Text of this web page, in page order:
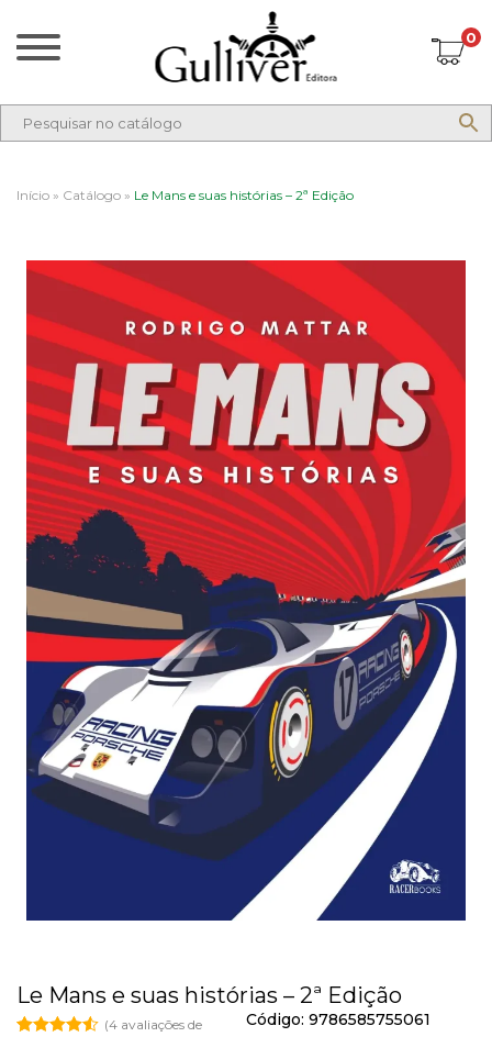
0
Início » Catálogo » Le Mans e suas histórias – 2ª Edição
Le Mans e suas histórias – 2ª Edição
(4avaliações de
Código: 9786585755061